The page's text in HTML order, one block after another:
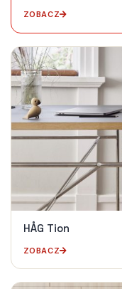
ZOBACZ
HÅG Tion
ZOBACZ